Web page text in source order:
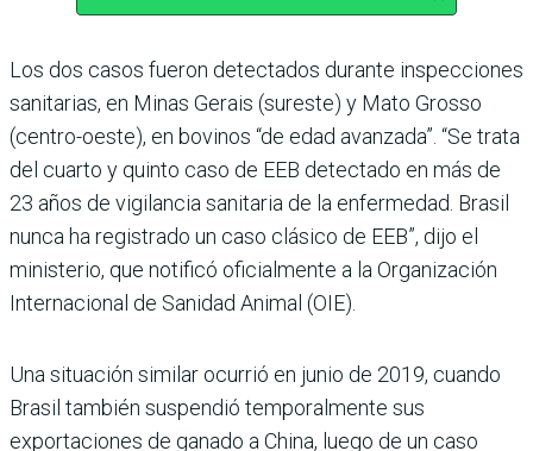
Los dos casos fueron detectados durante inspecciones
sanitarias, en Minas Gerais (sureste) y Mato Grosso
(centro-oeste), en bovinos “de edad avanzada”. “Se trata
del cuarto y quinto caso de EEB detectado en más de
23 años de vigilancia sanitaria de la enfermedad. Brasil
nunca ha registrado un caso clásico de EEB”, dijo el
ministerio, que notificó oficialmente a la Organización
Internacional de Sanidad Animal (OIE).
Una situación similar ocurrió en junio de 2019, cuando
Brasil también suspendió temporalmente sus
exportaciones de ganado a China, luego de un caso